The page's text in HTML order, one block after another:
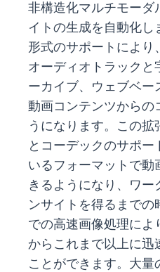
非構造化マルチモーダ
イトの生成を自動化し
形式のサポートによ
オーディオトラックと
ーカイブ、ウェブベ
動画コンテンツからの
うになります。この拡
とコーデックのサポ
いるフォーマットで
きるようになり、ワー
ンサイトを得るまで
での高速画像処理によ
からこれまで以上に迅
ことができます。大量